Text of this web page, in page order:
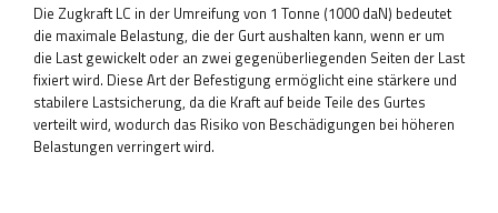
Die Zugkraft LC in der Umreifung von 1 Tonne (1000 daN) bedeutet
die maximale Belastung, die der Gurt aushalten kann, wenn er um
die Last gewickelt oder an zwei gegenüberliegenden Seiten der Last
fixiert wird. Diese Art der Befestigung ermöglicht eine stärkere und
stabilere Lastsicherung, da die Kraft auf beide Teile des Gurtes
verteilt wird, wodurch das Risiko von Beschädigungen bei höheren
Belastungen verringert wird.